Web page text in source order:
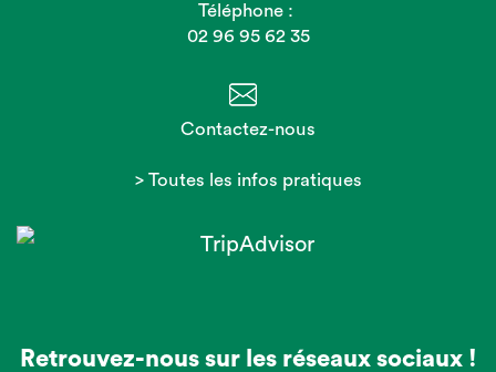
Téléphone :
02 96 95 62 35
Contactez-nous
> Toutes les infos pratiques
Retrouvez-nous sur les réseaux sociaux !